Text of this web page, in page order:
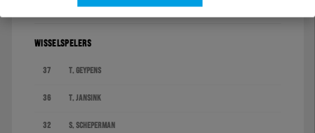
44. M. Sankoh (79')
WISSELSPELERS
37 T. Geypens
36 T. Jansink
32 S. Scheperman